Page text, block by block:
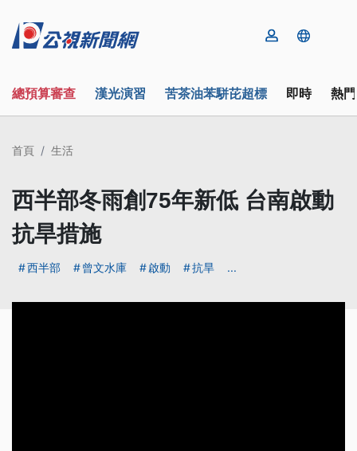
總預算審查 漢光演習 苦茶油苯駢芘超標 即時 熱
首頁 生活
西半部冬雨創75年新低 台南啟動
抗旱措施
西半部 曾文水庫 啟動 抗旱 ...